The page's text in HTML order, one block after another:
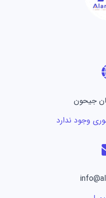
جیحون
وجود ندارد